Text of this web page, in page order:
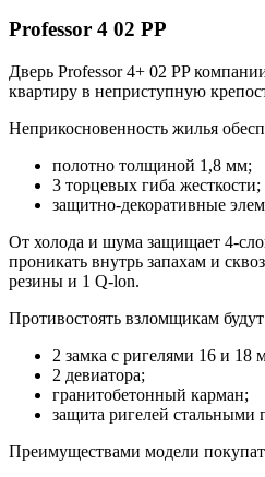
Professor 4 02 PP
Дверь Professor 4+ 02 PP
квартиру в неприступную
Неприкосновенность жилья
полотно толщиной 1,8 мм;
3 торцевых гиба жесткости;
защитно-декоративные
От холода и шума защищает 4-
проникать внутрь запахам и
резины и 1 Q-lon.
Противостоять взломщикам будут
2 замка с ригелями 16 и 18
2 девиатора;
гранитобетонный карман;
защита ригелей стальными
Преимуществами модели